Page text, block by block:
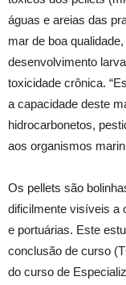
águas e areias das
mar de boa
desenvolvimento
toxicidade crônica.
a capacidade deste
hidrocarbonetos,
aos organismos
Os pellets são
dificilmente visíveis a
e portuárias. Este
conclusão de curso
do curso de